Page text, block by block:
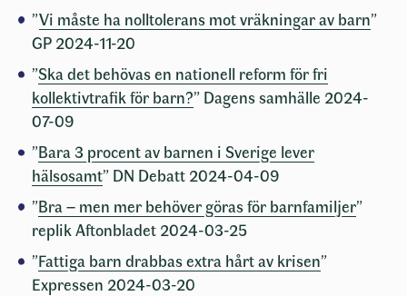
”Vi måste ha nolltolerans mot vräkningar av barn”
GP 2024-11-20
”Ska det behövas en nationell reform för fri
kollektivtrafik för barn?” Dagens samhälle 2024-
07-09
”Bara 3 procent av barnen i Sverige lever
hälsosamt” DN Debatt 2024-04-09
”Bra – men mer behöver göras för barnfamiljer”
replik Aftonbladet 2024-03-25
”Fattiga barn drabbas extra hårt av krisen”
Expressen 2024-03-20